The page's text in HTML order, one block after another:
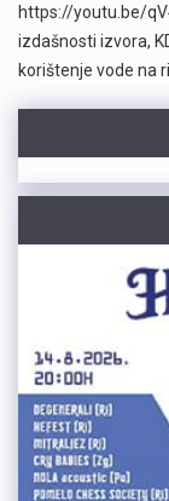
https://youtu.be/
izdašnosti izvora,
korištenje vode na